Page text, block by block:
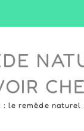
: le remède